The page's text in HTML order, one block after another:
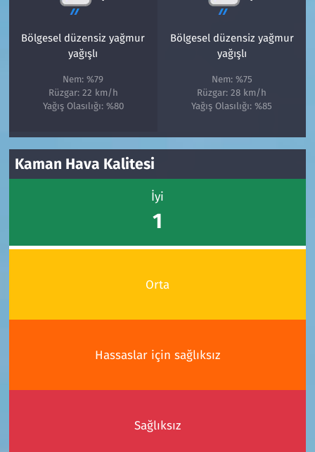
Bölgesel düzensiz yağmur
yağışlı
Nem: %79
Rüzgar: 22 km/h
Yağış Olasılığı: %80
Bölgesel düzensiz yağmur
yağışlı
Nem: %75
Rüzgar: 28 km/h
Yağış Olasılığı: %85
Kaman Hava Kalitesi
İyi
1
Orta
Hassaslar için sağlıksız
Sağlıksız